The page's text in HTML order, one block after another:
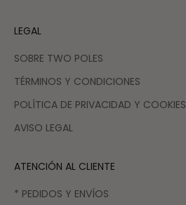
LEGAL
SOBRE TWO POLES
TÉRMINOS Y CONDICIONES
POLÍTICA DE PRIVACIDAD Y COOKIES
AVISO LEGAL
ATENCIÓN AL CLIENTE
* PEDIDOS Y ENVÍOS